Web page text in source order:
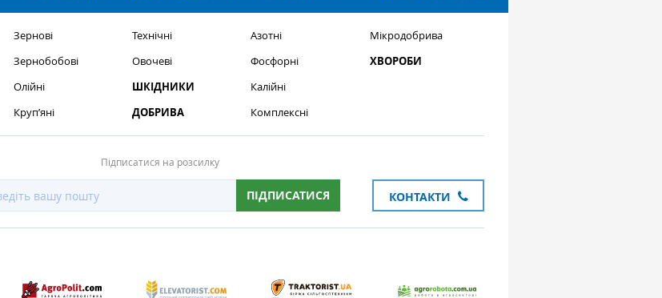
Зернові
Зернобобові
Олійні
Круп’яні
Технічні
Овочеві
ШКІДНИКИ
ДОБРИВА
Азотні
Фосфорні
Калійні
Комплексні
Мікродобрива
ХВОРОБИ
Підписатися на розсилку
ПІДПИСАТИСЯ КОНТАКТИ